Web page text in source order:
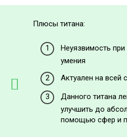
Плюсы титана:
Неуязвимость
умения
Актуален на всей
Данного титана
улучшить до
помощью сфер и